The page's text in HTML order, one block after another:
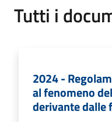
Tutti i
2024 -
al fenomeno
derivante dalle